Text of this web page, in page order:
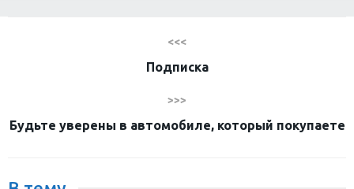
<<<
Подписка
>>>
Будьте уверены в автомобиле, который покупаете